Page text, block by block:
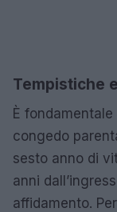
Tempistiche
È
congedo
sesto anno di
anni
affidamento.